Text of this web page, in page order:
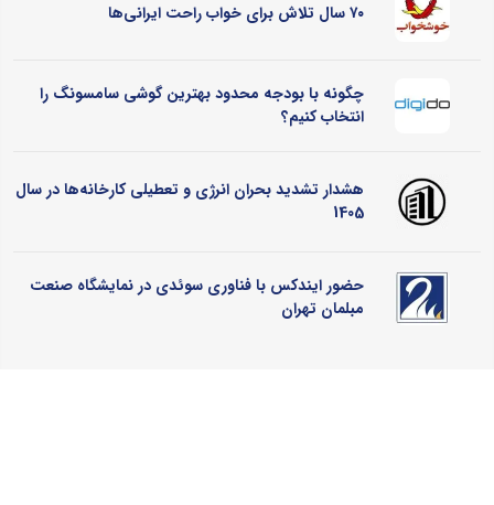
۷۰ سال تلاش برای خواب راحت ایرانی‌ها
چگونه با بودجه محدود بهترین گوشی سامسونگ را
انتخاب کنیم؟
هشدار تشدید بحران انرژی و تعطیلی کارخانه‌ها در سال
1405
حضور ایندکس با فناوری سوئدی در نمایشگاه صنعت
مبلمان تهران